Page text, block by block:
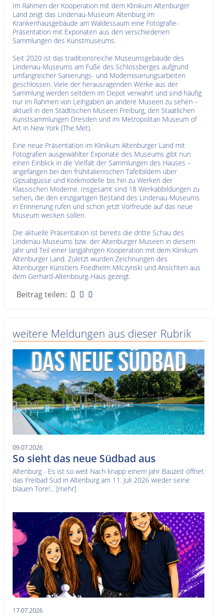
Im Rahmen der Kooperation mit dem Klinikum Altenburger
Land zeigt das Lindenau-Museum Altenburg im
Krankenhausgebäude am Waldessaum eine Fotografie-
Präsentation mit Exponaten aus den verschiedenen
Sammlungen des Kunstmuseums.
Seit 2020 ist das traditionsreiche Museumsgebäude des
Lindenau-Museums am Fuße des Schlossberges aufgrund
umfangreicher Sanierungs- und Modernisierungsarbeiten
geschlossen. Viele der herausragenden Werke aus der
Sammlung werden seitdem im Depot verwahrt und sind häufig
nur im Rahmen von Leihgaben an andere Museen zu sehen –
aktuell in den Städtischen Museen Freiburg, den Staatlichen
Kunstsammlungen Dresden und im Metropolitan Museum of
Art in New York (The Met).
Eine neue Präsentation im Klinikum Altenburger Land mit
Fotografien ausgewählter Exponate des Museums gibt nun
einen Einblick in die Vielfalt der Sammlungen des Hauses –
angefangen bei den frühitalienischen Tafelbildern über
Gipsabgüsse und Korkmodelle bis hin zu Werken der
Klassischen Moderne. Insgesamt sind 18 Werkabbildungen zu
sehen, die den einzigartigen Bestand des Lindenau-Museums
in Erinnerung rufen und schon jetzt Vorfreude auf das neue
Museum wecken sollen.
Die aktuelle Präsentation ist bereits die dritte Schau des
Lindenau-Museums bzw. der Altenburger Museen in diesem
Jahr und Teil einer langjährigen Kooperation mit dem Klinikum
Altenburger Land. Zuletzt wurden Zeichnungen des
Altenburger Künstlers Friedhelm Milczynski und Ansichten aus
dem Gerhard-Altenbourg-Haus gezeigt.
Beitrag teilen:
weitere Meldungen aus dieser Rubrik
09.07.2026
So sieht das neue Südbad aus
Altenburg - Es ist so weit Nach knapp einem Jahr Bauzeit öffnet
das Freibad Süd in Altenburg am 11. Juli 2026 wieder seine
blauen Tore!... [mehr]
17.07.2026